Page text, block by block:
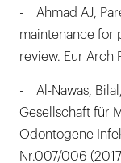
- Ahmad AJ,
maintenance for
review. Eur Arch
- Al-Nawas,
Gesellschaft für
Odontogene
Nr.007/006